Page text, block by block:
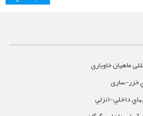
ماهیان خاویاری
خزر-ساری
داخلي-انزلي